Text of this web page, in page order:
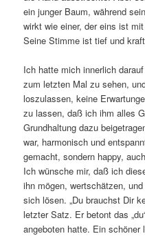
ein junger Baum, während
wirkt wie einer, der eins ist
Seine Stimme ist tief und
Ich hatte mich innerlich
zum letzten Mal zu sehen,
loszulassen, keine
zu lassen, daß ich ihm alles
Grundhaltung dazu
war, harmonisch und
gemacht, sondern happy,
Ich wünsche mir, daß ich
ihn mögen, wertschätzen,
sich lösen. „Du brauchst Dir
letzter Satz. Er betont das
angeboten hatte. Ein schöner